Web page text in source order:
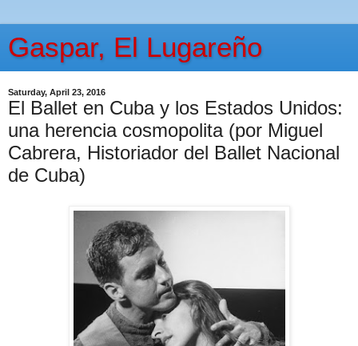
Gaspar, El Lugareño
Saturday, April 23, 2016
El Ballet en Cuba y los Estados Unidos:
una herencia cosmopolita (por Miguel
Cabrera, Historiador del Ballet Nacional
de Cuba)